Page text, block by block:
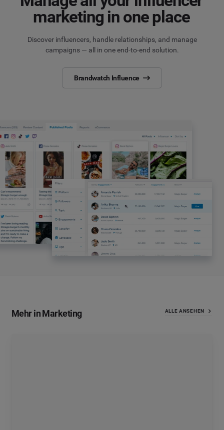
marketing in one place
Discover influencers, handle relationships, and manage
campaigns — all in one end-to-end solution.
Brandwatch Influence
Mehr in Marketing ALLE ANSEHEN